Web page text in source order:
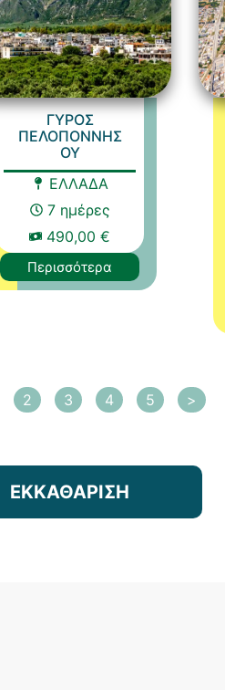
ΓΥΡΟΣ
ΠΕΛΟΠΟΝΝΗΣ
ΟΥ
ΕΛΛΑΔΑ
7 ημέρες
490,00 €
Περισσότερα
2 3 4 5 >
ΕΚΚΑΘΑΡΙΣΗ